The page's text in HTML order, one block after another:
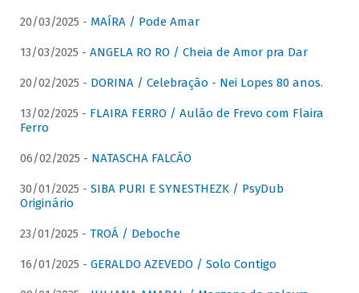
20/03/2025 - MAÍRA / Pode Amar
13/03/2025 - ANGELA RO RO / Cheia de Amor pra Dar
20/02/2025 - DORINA / Celebração - Nei Lopes 80 anos.
13/02/2025 - FLAIRA FERRO / Aulão de Frevo com Flaira
Ferro
06/02/2025 - NATASCHA FALCÃO
30/01/2025 - SIBA PURI E SYNESTHEZK / PsyDub
Originário
23/01/2025 - TROÁ / Deboche
16/01/2025 - GERALDO AZEVEDO / Solo Contigo